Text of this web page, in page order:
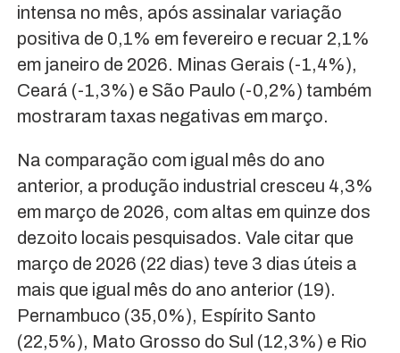
intensa no mês, após assinalar variação
positiva de 0,1% em fevereiro e recuar 2,1%
em janeiro de 2026. Minas Gerais (-1,4%),
Ceará (-1,3%) e São Paulo (-0,2%) também
mostraram taxas negativas em março.
Na comparação com igual mês do ano
anterior, a produção industrial cresceu 4,3%
em março de 2026, com altas em quinze dos
dezoito locais pesquisados. Vale citar que
março de 2026 (22 dias) teve 3 dias úteis a
mais que igual mês do ano anterior (19).
Pernambuco (35,0%), Espírito Santo
(22,5%), Mato Grosso do Sul (12,3%) e Rio